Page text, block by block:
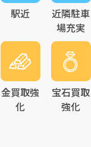
駅近
近隣駐車
場充実
金買取強
化
宝石買取
強化